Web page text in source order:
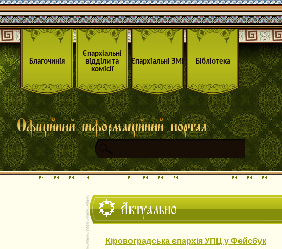
Благочинія
Єпархіальні
відділи та
комісії
Єпархіальні ЗМІ Бібліотека
Актуально
Кіровоградська єпархія УПЦ у Фейсбук